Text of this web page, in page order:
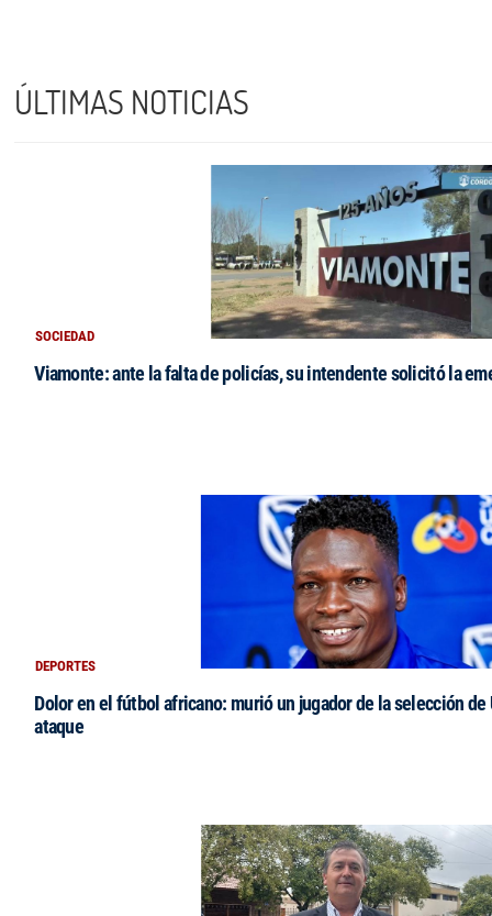
ÚLTIMAS NOTICIAS
SOCIEDAD
Viamonte: ante la falta de policías, su intendente solicitó la
DEPORTES
Dolor en el fútbol africano: murió un jugador de la selección
ataque